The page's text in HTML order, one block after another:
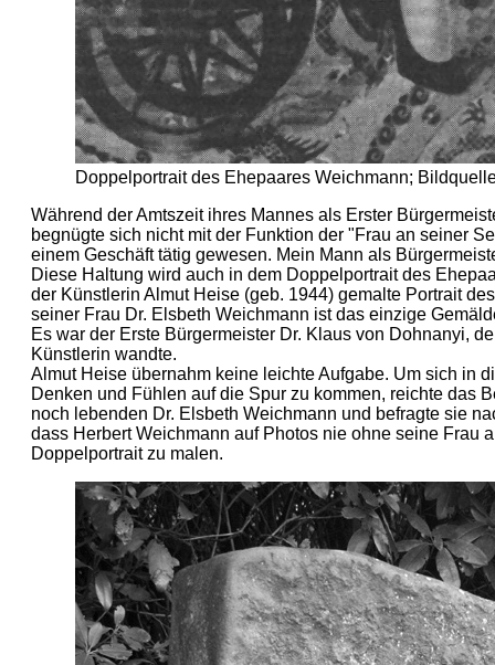
Doppelportrait des Ehepaares Weichmann;
Während der Amtszeit ihres Mannes als Erster
begnügte sich nicht mit der Funktion der "Frau an seiner
einem Geschäft tätig gewesen. Mein Mann als
Diese Haltung wird auch in dem Doppelportrait des
der Künstlerin Almut Heise (geb. 1944) gemalte Portrait
seiner Frau Dr. Elsbeth Weichmann ist das einzige
Es war der Erste Bürgermeister Dr. Klaus von Dohnanyi,
Künstlerin wandte.
Almut Heise übernahm keine leichte Aufgabe. Um sich in
Denken und Fühlen auf die Spur zu kommen, reichte das
noch lebenden Dr. Elsbeth Weichmann und befragte sie
dass Herbert Weichmann auf Photos nie ohne seine Frau
Doppelportrait zu malen.